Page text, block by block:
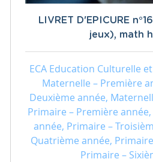
LIVRET D'EPICURE
jeux), math
ECA Education Culturelle
Maternelle – Première
Deuxième année,
Primaire – Première
année, Primaire –
Quatrième année,
Primaire –